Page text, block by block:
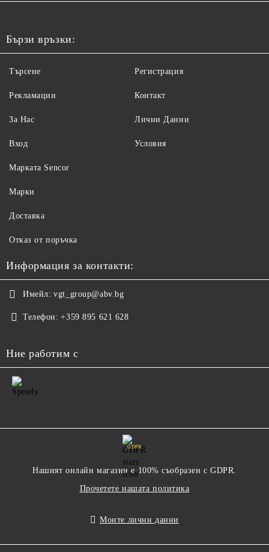
Бързи връзки:
Търсене
Рекламации
За Нас
Вход
Регистрация
Контакт
Лични Данни
Условия
Maрката Sencor
Марки
Доставка
Отказ от поръчка
Информация за контакти:
Имейл: vgt_group@abv.bg
Телефон: +359 895 621 628
Ние работим с
GDPR
Нашият онлайн магазин е 100% съобразен с GDPR.
Прочетете нашата политика
Моите лични данни